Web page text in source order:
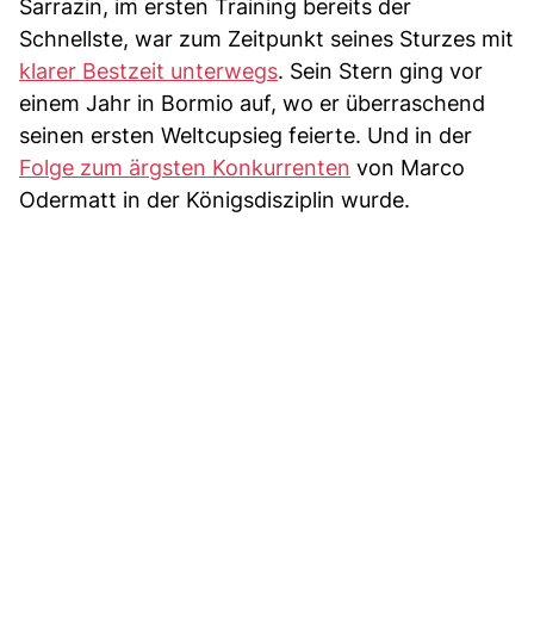
Sarrazin, im ersten Training bereits der
Schnellste, war zum Zeitpunkt seines Sturzes mit
klarer Bestzeit unterwegs. Sein Stern ging vor
einem Jahr in Bormio auf, wo er überraschend
seinen ersten Weltcupsieg feierte. Und in der
Folge zum ärgsten Konkurrenten von Marco
Odermatt in der Königsdisziplin wurde.